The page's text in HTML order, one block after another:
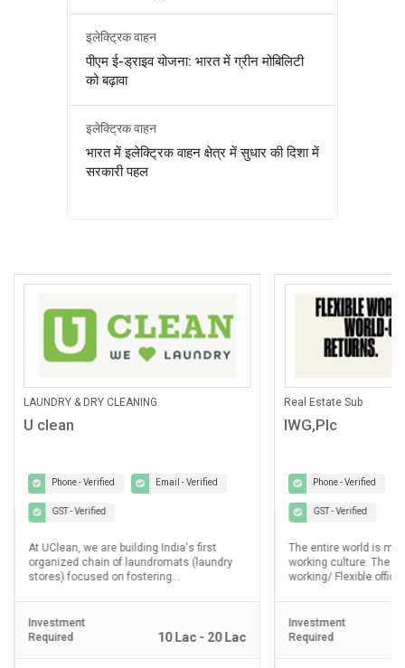
इलेक्ट्रिक वाहन
पीएम ई-ड्राइव योजना: भारत में ग्रीन मोबिलिटी
को बढ़ावा
इलेक्ट्रिक वाहन
भारत में इलेक्ट्रिक वाहन क्षेत्र में सुधार की दिशा में
सरकारी पहल
LAUNDRY & DRY CLEANING
U clean
Phone - Verified Email - Verified
GST - Verified
At UClean, we are building India's first
organized chain of laundromats (laundry
stores) focused on fostering...
Investment
Required
10 Lac - 20 Lac
Real Estate Sub
IWG,Plc
Phone - Verified
GST - Verified
The entire world is
working culture. The
working/ Flexible
Investment
Required